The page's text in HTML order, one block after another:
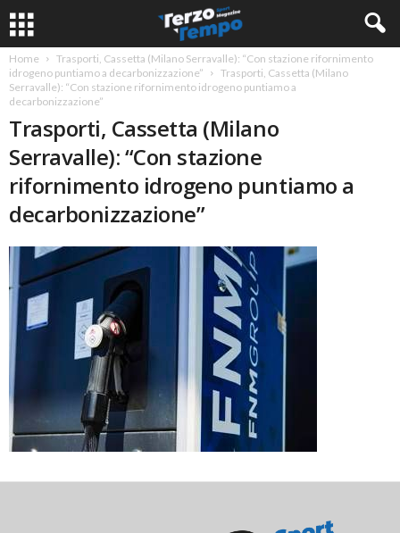
Home
Trasporti, Cassetta (Milano Serravalle): “Con stazione rifornimento
idrogeno puntiamo a decarbonizzazione”
Trasporti, Cassetta (Milano
Serravalle): “Con stazione rifornimento idrogeno puntiamo a
decarbonizzazione”
Trasporti, Cassetta (Milano
Serravalle): “Con stazione
rifornimento idrogeno puntiamo a
decarbonizzazione”